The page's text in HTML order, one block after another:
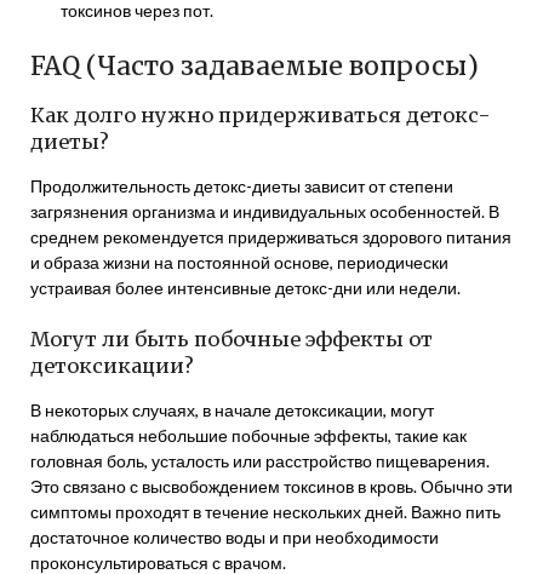
токсинов через пот.
FAQ (Часто задаваемые вопросы)
Как долго нужно придерживаться детокс-
диеты?
Продолжительность детокс-диеты зависит от степени
загрязнения организма и индивидуальных особенностей. В
среднем рекомендуется придерживаться здорового питания
и образа жизни на постоянной основе, периодически
устраивая более интенсивные детокс-дни или недели.
Могут ли быть побочные эффекты от
детоксикации?
В некоторых случаях, в начале детоксикации, могут
наблюдаться небольшие побочные эффекты, такие как
головная боль, усталость или расстройство пищеварения.
Это связано с высвобождением токсинов в кровь. Обычно эти
симптомы проходят в течение нескольких дней. Важно пить
достаточное количество воды и при необходимости
проконсультироваться с врачом.